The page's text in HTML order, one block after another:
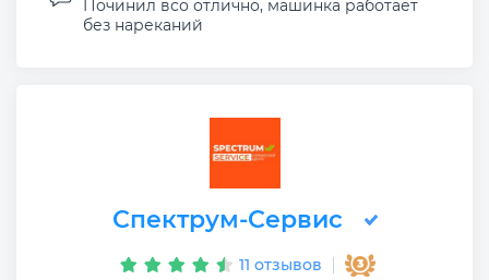
Починил всо отлично, машинка работает
без нареканий
Спектрум-Сервис
11 отзывов